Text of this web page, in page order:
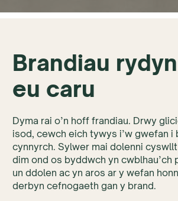
Brandiau rydyn
eu caru
Dyma rai o’n hoff frandiau. Drwy
isod, cewch eich tywys i’w gwefan i
cynnyrch. Sylwer mai dolenni
dim ond os byddwch yn cwblhau’ch
un ddolen ac yn aros ar y wefan
derbyn cefnogaeth gan y brand.